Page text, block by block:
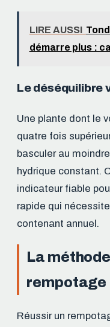
LIRE AUSSI
démarre plus :
Le déséquilibre
Une plante dont le
quatre fois
basculer au
hydrique constant.
indicateur fiable
rapide qui
contenant annuel.
La
rempotage
Réussir un